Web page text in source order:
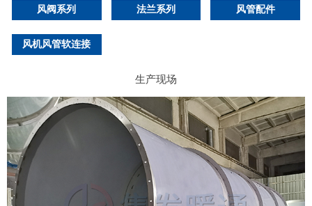
风阀系列 法兰系列 风管配件
风机风管软连接
生产现场